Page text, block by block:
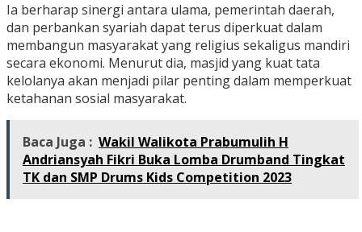
Ia berharap sinergi antara ulama, pemerintah daerah,
dan perbankan syariah dapat terus diperkuat dalam
membangun masyarakat yang religius sekaligus mandiri
secara ekonomi. Menurut dia, masjid yang kuat tata
kelolanya akan menjadi pilar penting dalam memperkuat
ketahanan sosial masyarakat.
Baca Juga : Wakil Walikota Prabumulih H
Andriansyah Fikri Buka Lomba Drumband Tingkat
TK dan SMP Drums Kids Competition 2023